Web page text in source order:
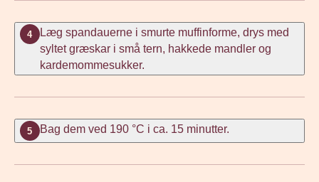
4
Læg spandauerne i smurte muffinforme, drys med
syltet græskar i små tern, hakkede mandler og
kardemommesukker.
5 Bag dem ved 190 °C i ca. 15 minutter.